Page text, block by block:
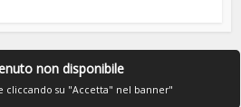
non disponibile
cliccando su "Accetta" nel banner"